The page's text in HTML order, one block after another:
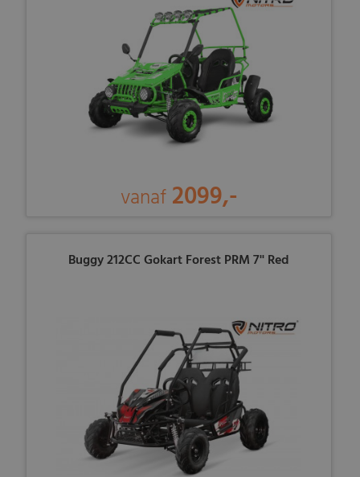
vanaf 2099,-
Buggy 212CC Gokart Forest PRM 7'' Red